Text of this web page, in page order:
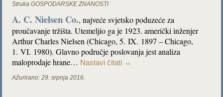
Struka GOSPODARSKE ZNANOSTI
A. C. Nielsen Co., najveće svjetsko poduzeće za
proučavanje tržišta. Utemeljio ga je 1923. američki inženjer
Arthur Charles Nielsen (Chicago, 5. IX. 1897 – Chicago,
1. VI. 1980). Glavno područje poslovanja jest analiza
maloprodaje hrane… Nastavi čitati →
Ažurirano: 29. srpnja 2016.